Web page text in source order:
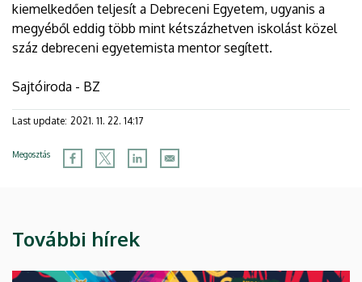
kiemelkedően teljesít a Debreceni Egyetem, ugyanis a
megyéből eddig több mint kétszázhetven iskolást közel
száz debreceni egyetemista mentor segített.
Sajtóiroda - BZ
Last update: 2021. 11. 22. 14:17
Megosztás
További hírek